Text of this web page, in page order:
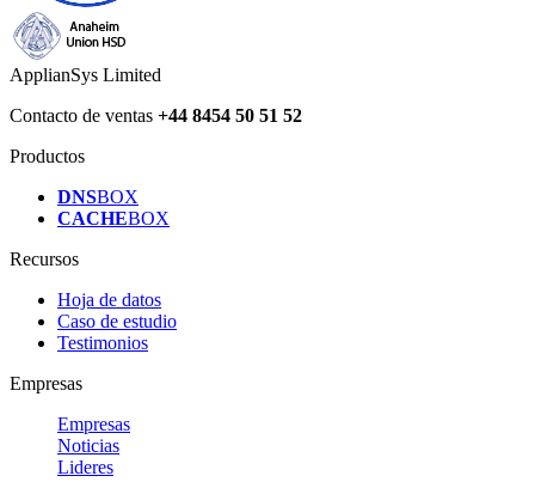
ApplianSys Limited
Contacto de ventas +44 8454 50 51 52
Productos
DNSBOX
CACHEBOX
Recursos
Hoja de datos
Caso de estudio
Testimonios
Empresas
Empresas
Noticias
Lideres